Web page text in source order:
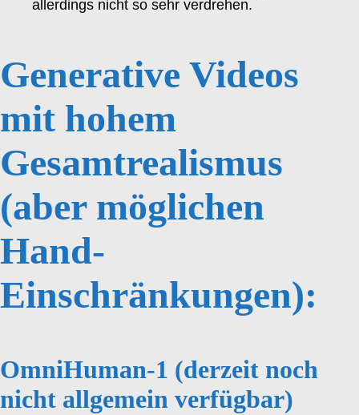
allerdings nicht so sehr verdrehen.
Generative Videos
mit hohem
Gesamtrealismus
(aber möglichen
Hand-
Einschränkungen):
OmniHuman-1 (derzeit noch
nicht allgemein verfügbar)